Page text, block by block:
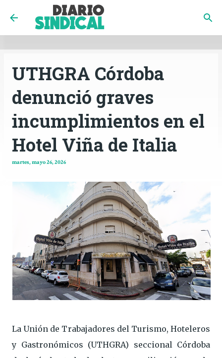
INICIO CÓRDOBA
Ir al contenido principal
UTHGRA Córdoba
denunció graves
incumplimientos en el
Hotel Viña de Italia
martes, mayo 26, 2026
La Unión de Trabajadores del Turismo, Hoteleros
y Gastronómicos (UTHGRA) seccional Córdoba